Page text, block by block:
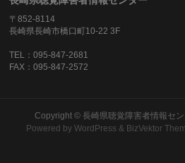
〒852-8114
長崎県長崎市橋口町10-22 3F
TEL：095-847-2681
FAX：095-847-2572
Copyright © 長崎県聴覚障害者情報セ
Powered byWordPress & BizVektor